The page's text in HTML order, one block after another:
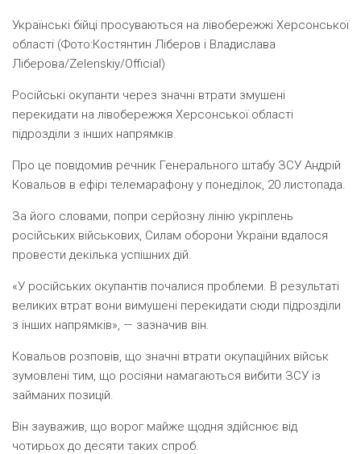
Українські бійці просуваються на лівобережжі Херсонської
області (Фото:Костянтин Ліберов і Владислава
Ліберова/Zelenskiy/Official)
Російські окупанти через значні втрати змушені
перекидати на лівобережжя Херсонської області
підрозділи з інших напрямків.
Про це повідомив речник Генерального штабу ЗСУ Андрій
Ковальов в ефірі телемарафону у понеділок, 20 листопада.
За його словами, попри серйозну лінію укріплень
російських військових, Силам оборони України вдалося
провести декілька успішних дій.
«У російських окупантів почалися проблеми. В результаті
великих втрат вони вимушені перекидати сюди підрозділи
з інших напрямків», — зазначив він.
Ковальов розповів, що значні втрати окупаційних військ
зумовлені тим, що росіяни намагаються вибити ЗСУ із
займаних позицій.
Він зауважив, що ворог майже щодня здійснює від
чотирьох до десяти таких спроб.